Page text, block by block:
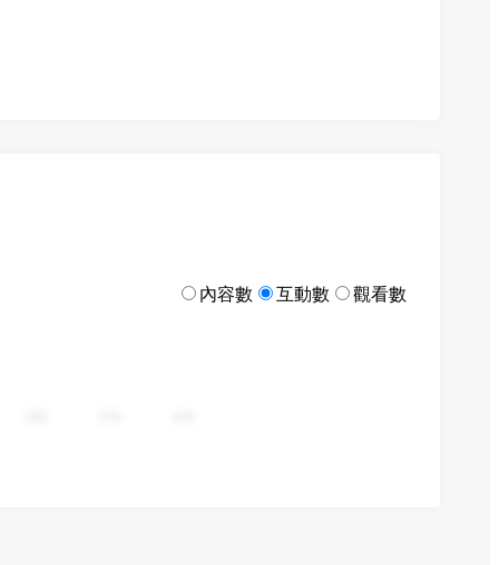
內容數 互動數 觀看數